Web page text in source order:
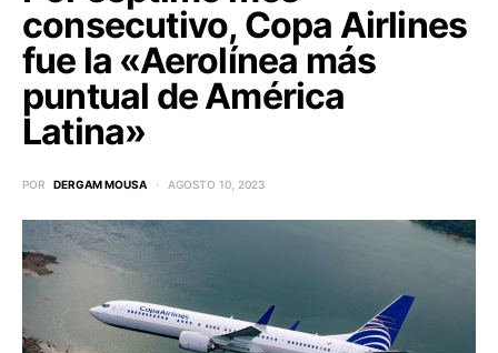
consecutivo, Copa Airlines
fue la «Aerolínea más
puntual de América
Latina»
POR DERGAM MOUSA AGOSTO 10, 2023